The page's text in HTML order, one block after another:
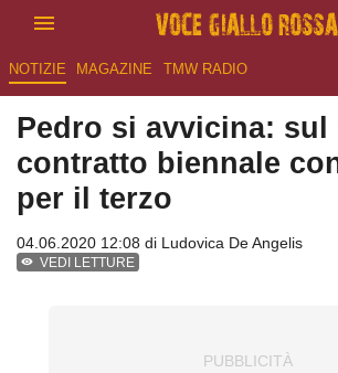
NOTIZIE MAGAZINE TMW RADIO
Pedro si avvicina: sul
contratto biennale
per il terzo
04.06.2020 12:08 di Ludovica De Angelis
VEDI LETTURE